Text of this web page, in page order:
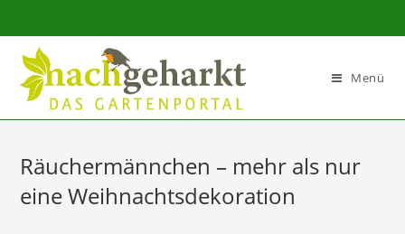
Sidebar-
Inhalt
Menü
Räuchermännchen – mehr als nur
eine Weihnachtsdekoration